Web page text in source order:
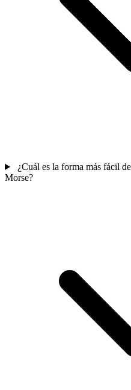
¿Cuál es la forma más fácil
Morse?